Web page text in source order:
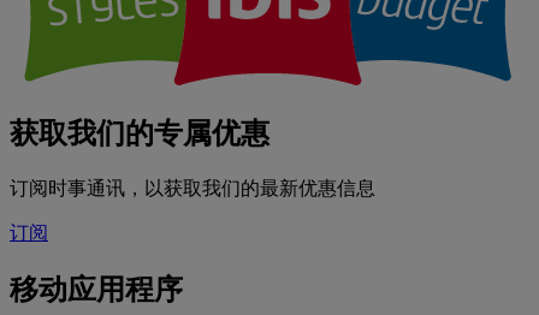
获取我们的专属优惠
订阅时事通讯，以获取我们的最新优惠信息
订阅
移动应用程序